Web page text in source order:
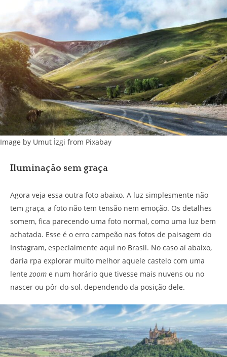
Image by Umut İzgi from Pixabay
Iluminação sem graça
Agora veja essa outra foto abaixo. A luz simplesmente não
tem graça, a foto não tem tensão nem emoção. Os detalhes
somem, fica parecendo uma foto normal, como uma luz bem
achatada. Esse é o erro campeão nas fotos de paisagem do
Instagram, especialmente aqui no Brasil. No caso aí abaixo,
daria rpa explorar muito melhor aquele castelo com uma
lente zoom e num horário que tivesse mais nuvens ou no
nascer ou pôr-do-sol, dependendo da posição dele.